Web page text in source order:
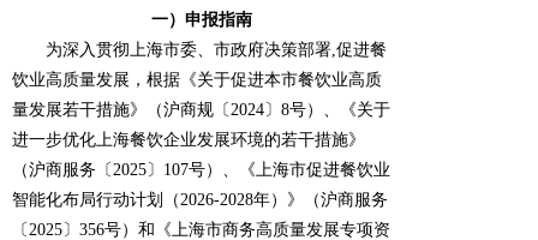
一）申报指南
为深入贯彻上海市委、市政府决策部署,促进餐
饮业高质量发展，根据《关于促进本市餐饮业高质
量发展若干措施》（沪商规〔2024〕8号）、《关于
进一步优化上海餐饮企业发展环境的若干措施》
（沪商服务〔2025〕107号）、《上海市促进餐饮业
智能化布局行动计划（2026-2028年）》（沪商服务
〔2025〕356号）和《上海市商务高质量发展专项资